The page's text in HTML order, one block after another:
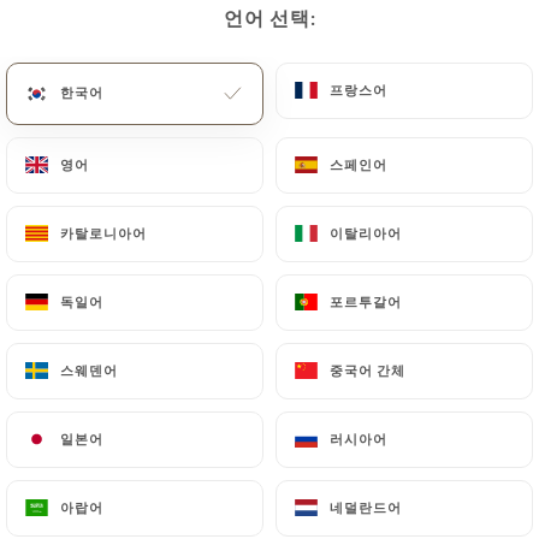
언어 선택:
한국어 프랑스어
영어 스페인어
카탈로니아어 이탈리아어
독일어 포르투갈어
스웨덴어 중국어 간체
일본어 러시아어
아랍어 네덜란드어
RESTAURANT - BAR A BIÈRES
69007 Lyon France
언어 선택:
한국어 프랑스어
영어 스페인어
카탈로니아어 이탈리아어
독일어 포르투갈어
스웨덴어 중국어 간체
일본어 러시아어
아랍어 네덜란드어